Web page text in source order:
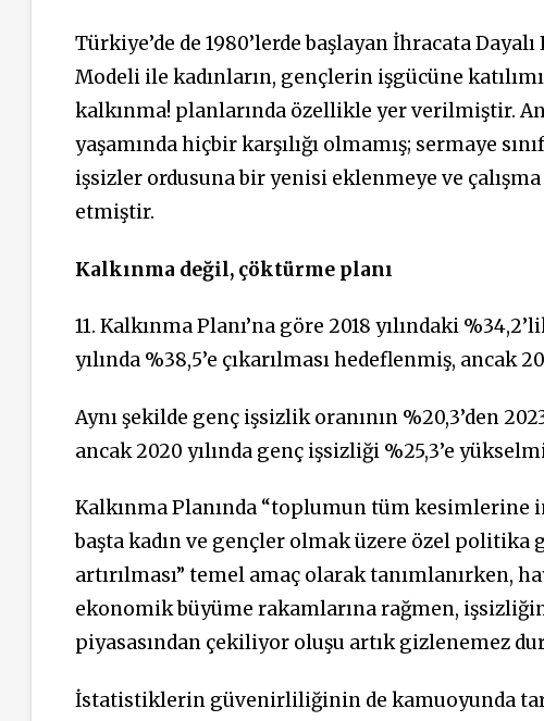
Türkiye’de de 1980’lerde başlayan İhracata
Modeli ile kadınların, gençlerin işgücüne
kalkınma! planlarında özellikle yer verilmiştir.
yaşamında hiçbir karşılığı olmamış; sermaye
işsizler ordusuna bir yenisi eklenmeye ve
etmiştir.
Kalkınma değil, çöktürme planı
11. Kalkınma Planı’na göre 2018 yılındaki
yılında %38,5’e çıkarılması hedeflenmiş, ancak
Aynı şekilde genç işsizlik oranının %20,3’den
ancak 2020 yılında genç işsizliği %25,3’e
Kalkınma Planında “toplumun tüm kesimlerine
başta kadın ve gençler olmak üzere özel
artırılması” temel amaç olarak tanımlanırken,
ekonomik büyüme rakamlarına rağmen,
piyasasından çekiliyor oluşu artık gizlenemez
İstatistiklerin güvenirliliğinin de kamuoyunda